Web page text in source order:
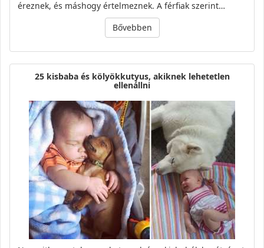
éreznek, és máshogy értelmeznek. A férfiak szerint…
Bővebben
25 kisbaba és kölyökkutyus, akiknek lehetetlen
ellenállni